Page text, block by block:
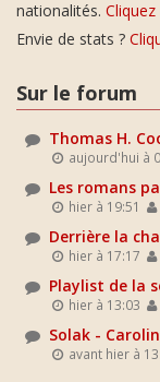
nationalités. Cliquez
Envie de stats ?
Sur le forum
Thomas H.
aujourd'hui à
Les romans
hier à 19:51
Derrière la
hier à 17:17
Playlist de la
hier à 13:03
Solak -
avant hier à